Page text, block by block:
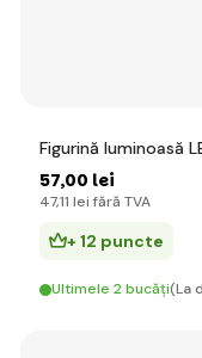
Figurină luminoasă
57,00 lei
47,11 lei fără TVA
+ 12 puncte
Ultimele 2 bucăți(La